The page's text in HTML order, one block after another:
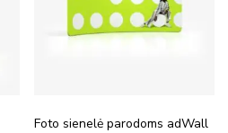
Foto sienelė parodoms adWall